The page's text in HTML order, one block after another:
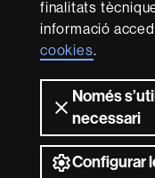
finalitats
informació
cookies.
Només
necessari
Configurar
Sobre
aquest
web
Avís legal
web